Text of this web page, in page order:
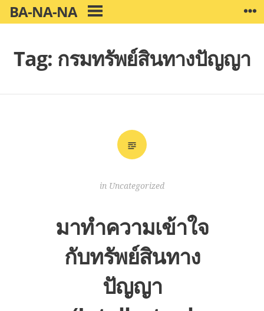
Skip
to
BA-NA-NA
PRIMARY
MENU
Tag: กรมทรัพย์สินทางปัญญา
in Uncategorized
มาทำความเข้าใจ
กับทรัพย์สินทาง
ปัญญา